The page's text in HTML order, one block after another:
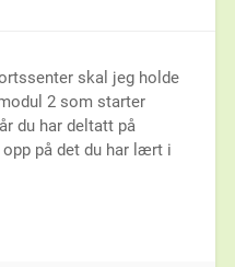
skal jeg holde
2 som starter
du har deltatt på
på det du har lært i